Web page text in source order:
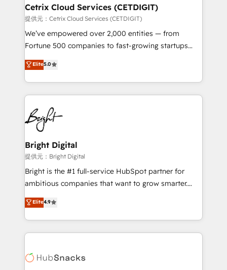
Award 🏆2020 Elite Solutions Partner 🏆2019
Integrations HubSpot Impact Award 🏆2019
Marketing Enablement HubSpot Impact Award 🏆
2018 Website Design HubSpot Impact Award 🏆2017
Growth-Driven Design Agency of the Year 🏆2016
Sales Enablement HubSpot Impact Award 🏆2015
HubSpot COS Performance Award 🏆2014 HubSpot
COS Design Award 🏆2013 HubSpot Marketplace
Partner 📆Founded in 1997
Cetrix Cloud Services (CETDIGIT)
提供元：Cetrix Cloud Services (CETDIGIT)
We’ve empowered over 2,000 entities — from
Fortune 500 companies to fast-growing startups
and nonprofits — to streamline operations, scale
revenue, and unlock the full potential of HubSpot.
With deep technical and industry expertise, we fuse
automation, integration, and AI innovation to deliver
lasting impact. We specialize in: • Turnkey and end-
to-end HubSpot implementations • Onboarding for
Sales, Service, Marketing & Content Hubs • AI voice
and chat agents, predictive automation, and smart
workflows • Salesforce + HubSpot integration •
RevOps and AI-driven sales enablement • Website
design and CMS development • ERP integration: SAP,
and CRM migration from any platform •
Client/member portals built on HubSpot • Custom
WooCommerce, BuilderTrend, and more Experience
the difference — reach out to see how AI + HubSpot
Elite5.0
Bright Digital
提供元：Bright Digital
Bright is the #1 full-service HubSpot partner for
ambitious companies that want to grow smarter.
From HubSpot onboarding, to training, from
developing a new website to lead generation and
digital marketing; we do it all (and with great
results)! In short, our services include: - HubSpot
HubSpot development: websites, custom modules,
Elite4.9